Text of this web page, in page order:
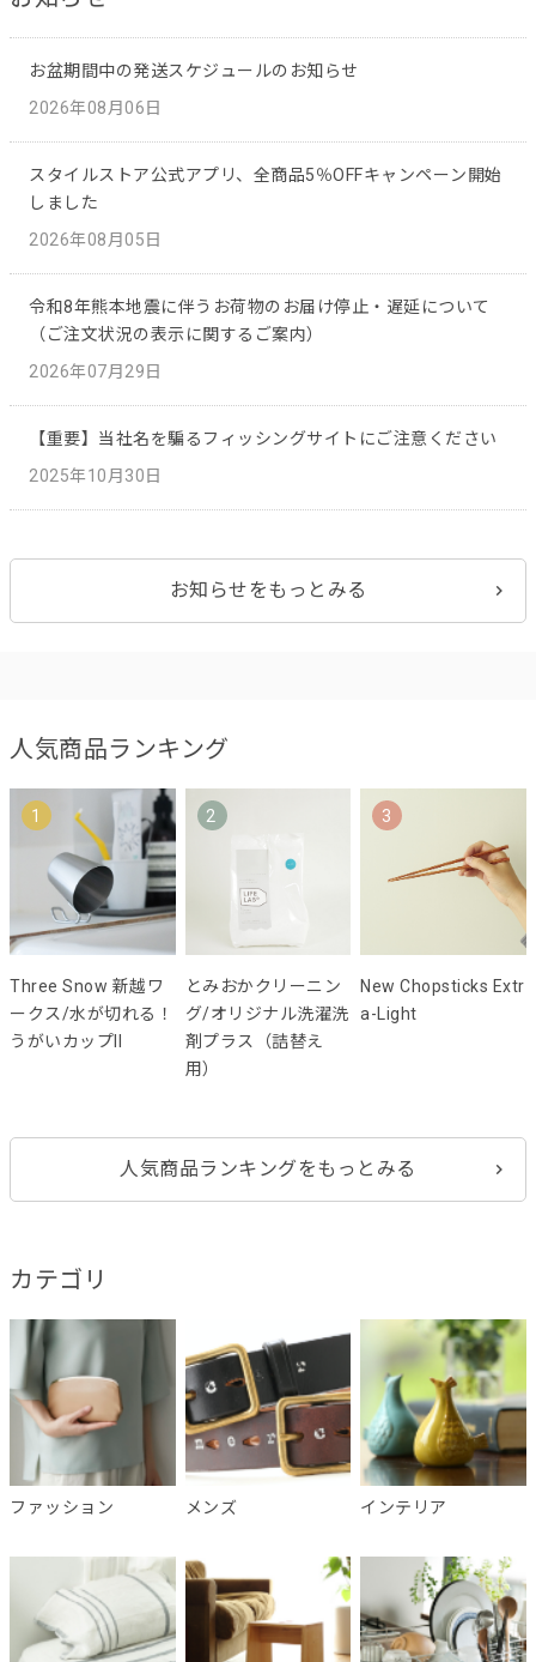
お盆期間中の発送スケジュールのお知らせ
2026年08月06日
スタイルストア公式アプリ、全商品5％OFFキャンペーン開始
しました
2026年08月05日
令和8年熊本地震に伴うお荷物のお届け停止・遅延について
（ご注文状況の表示に関するご案内）
2026年07月29日
【重要】当社名を騙るフィッシングサイトにご注意ください
2025年10月30日
お知らせをもっとみる
人気商品ランキング
1
Three Snow 新越ワ
ークス/水が切れる！
うがいカップII
2
とみおかクリーニン
グ/オリジナル洗濯洗
剤プラス（詰替え
用）
3
New Chopsticks Extr
a-Light
人気商品ランキングをもっとみる
カテゴリ
ファッション メンズ インテリア